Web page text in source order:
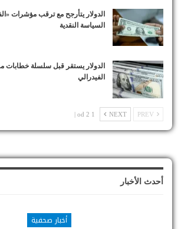
الدولار يتأرجح مع ترقب مؤشرات
السياسة النقدية
الدولار يستقر قبل سلسلة خطابات
الفيدرالي
NEXT
1 od 2 |
أحدث الأخبار
أخبار صحفية